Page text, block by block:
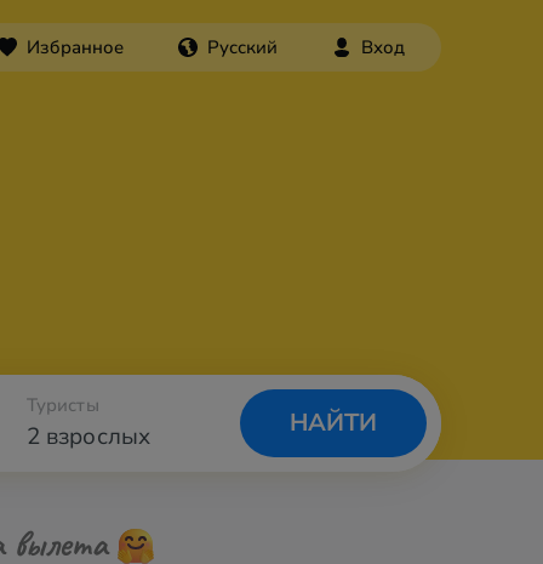
Избранное Русский Вход
2 взрослых
Туристы
НАЙТИ
вылета